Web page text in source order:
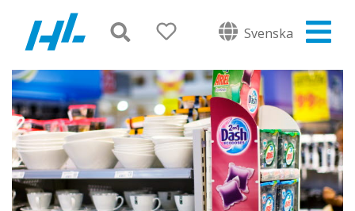
Svenska